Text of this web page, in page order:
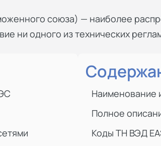
союза) — наиболее
ни одного из технических
Наименование
Полное
Коды ТН ВЭД